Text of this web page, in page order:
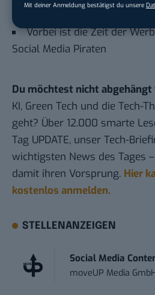
Mit deiner Anmeldung bestätigst du unsere
Agenten“ verbotene Inhalte
Vorbei ist die Zeit der
Social Media Piraten
Du möchtest nicht abgehängt
KI, Green Tech und die Tech-
geht? Über 12.000 smarte
Tag UPDATE, unser Tech-
wichtigsten News des Tages
damit ihren Vorsprung. Hier
kostenlos anmelden.
STELLENANZEIGEN
Social Media
moveUP Media